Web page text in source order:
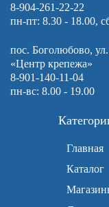
8-904-261-22-22
пн-пт: 8.30 - 18.00,
пос. Боголюбово,
«Центр крепежа»
8-901-140-11-04
пн-вс: 8.00 - 19.00
Главная
Каталог